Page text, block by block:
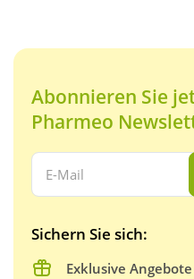
Abonnieren Sie
Pharmeo
Ihre E-Mail Adresse:
Sichern Sie sich:
Exklusive